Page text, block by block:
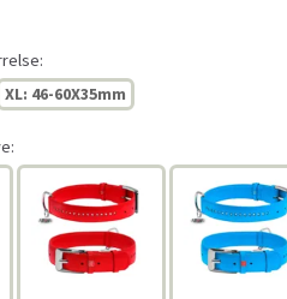
XL: 46-60X35mm